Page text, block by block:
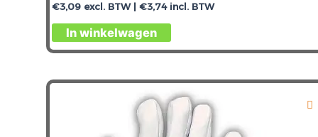
€3,09 excl. BTW | €3,74incl. BTW
In winkelwagen
Dit
product
meerdere
variaties.
Deze
optie